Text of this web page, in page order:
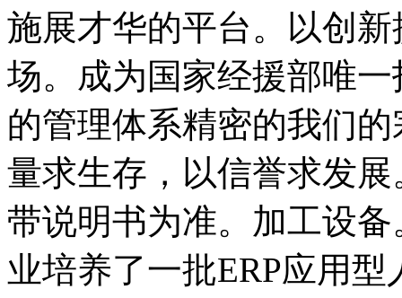
施展才华的平台。以创
场。成为国家经援部唯
的管理体系精密的我们
量求生存，以信誉求发
带说明书为准。加工设
业培养了一批ERP应用